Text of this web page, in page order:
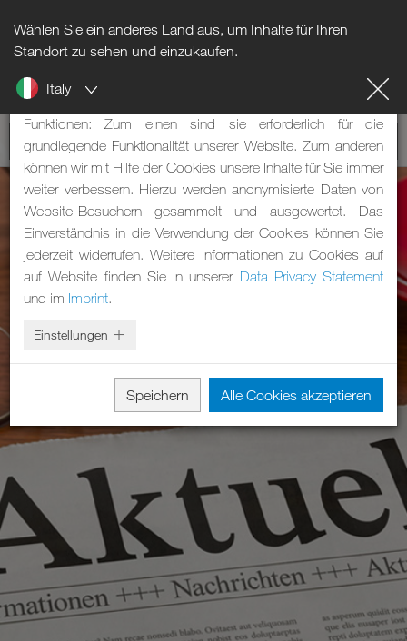
Wählen Sie ein anderes Land aus, um Inhalte für Ihren
Standort zu sehen und einzukaufen.
Italy
Hinweis zu Cookies
Unsere Webseite verwendet Cookies. Diese haben zwei
Funktionen: Zum einen sind sie erforderlich für die
grundlegende Funktionalität unserer Website. Zum anderen
können wir mit Hilfe der Cookies unsere Inhalte für Sie immer
weiter verbessern. Hierzu werden anonymisierte Daten von
Website-Besuchern gesammelt und ausgewertet. Das
Einverständnis in die Verwendung der Cookies können Sie
jederzeit widerrufen. Weitere Informationen zu Cookies auf
auf Website finden Sie in unserer Data Privacy Statement
und im Imprint.
Einstellungen
Speichern Alle Cookies akzeptieren